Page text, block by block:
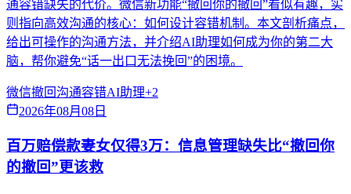
通容错缺失的代价。微信新功能“撤回你的撤回”看似有趣，实
则指向高效沟通的核心：如何设计容错机制。本文剖析痛点，
给出可操作的沟通方法，并介绍AI助理如何成为你的第二大
脑，帮你避免“话一出口无法挽回”的困境。
微信撤回沟通容错AI助理+2
2026年08月08日
百万赔偿款妻女仅得3万：信息管理缺失比“撤回你
的撤回”更该救